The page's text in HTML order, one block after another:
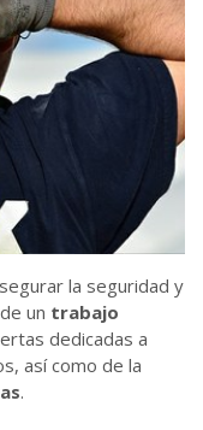
la seguridad y
un trabajo
dedicadas a
así como de la
.